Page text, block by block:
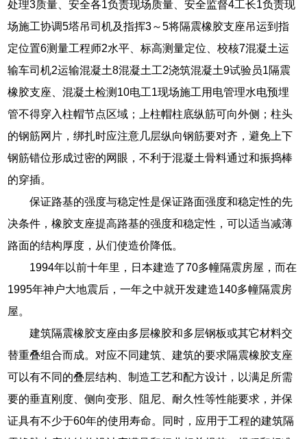
处理3质量、安全各1负责现场质量、安全监督4工长1负责现
场施工协调5塔吊司机及指挥3～5将隔震橡胶支座吊运到指
定位置6测量工程师2水平、标高测量定位、校核7混凝土运
输车司机2运输混凝土8混凝土工2浇筑混凝土9试验员1隔震
橡胶支座、混凝土检测10电工1现场施工用电管理水电预埋
管不得穿入柱帽节点区域；上柱帽柱底纵筋可向外侧；柱头
的钢筋网片，绑扎时应注意几层纵向钢筋要对齐，避免上下
钢筋错位形成过密的网眼，不利于混凝土骨料通过和振捣棒
的穿插。
保证路基的强度与稳定性是保证路面强度和稳定性的先
决条件，橡胶支座提高路基的强度和稳定性，可以适当减薄
路面的结构厚度，从们使造价降低。
1994年以前十年里，日本建造了70多幢隔震房屋，而在
1995年神户大地震后，一年之中就开发建造140多幢隔震房
屋。
建筑隔震橡胶支座由多层橡胶和多层钢板或其它材料交
替重叠组合而成。对应不同建筑、建筑的要求隔震橡胶支座
可以有不同的叠层结构、制造工艺和配方设计，以满足所需
要的垂直刚度、侧向变形、阻尼、耐久性等性能要求，并保
证具有不少于60年的使用寿命。同时，应用于工程的建筑隔